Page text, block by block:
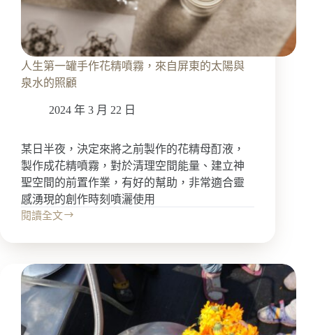
人生第一罐手作花精噴霧，來自屏東的太陽與
泉水的照顧
2024 年 3 月 22 日
某日半夜，決定來將之前製作的花精母酊液，
製作成花精噴霧，對於清理空間能量、建立神
聖空間的前置作業，有好的幫助，非常適合靈
感湧現的創作時刻噴灑使用
閱讀全文
人
一
罐
手
花